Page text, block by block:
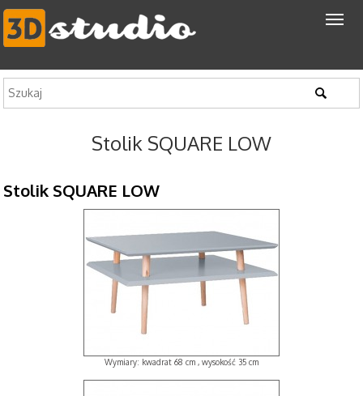
Stolik SQUARE LOW
Stolik SQUARE LOW
Wymiary: kwadrat 68 cm , wysokość 35 cm